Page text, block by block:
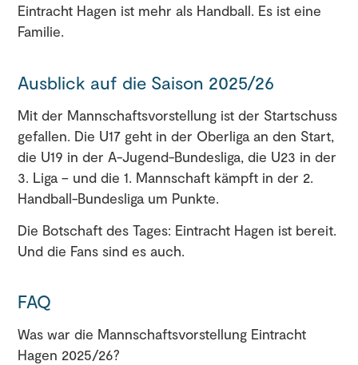
Eintracht Hagen ist mehr als Handball. Es ist eine
Familie.
Ausblick auf die Saison 2025/26
Mit der Mannschaftsvorstellung ist der Startschuss
gefallen. Die U17 geht in der Oberliga an den Start,
die U19 in der A-Jugend-Bundesliga, die U23 in der
3. Liga – und die 1. Mannschaft kämpft in der 2.
Handball-Bundesliga um Punkte.
Die Botschaft des Tages: Eintracht Hagen ist bereit.
Und die Fans sind es auch.
FAQ
Was war die Mannschaftsvorstellung Eintracht
Hagen 2025/26?